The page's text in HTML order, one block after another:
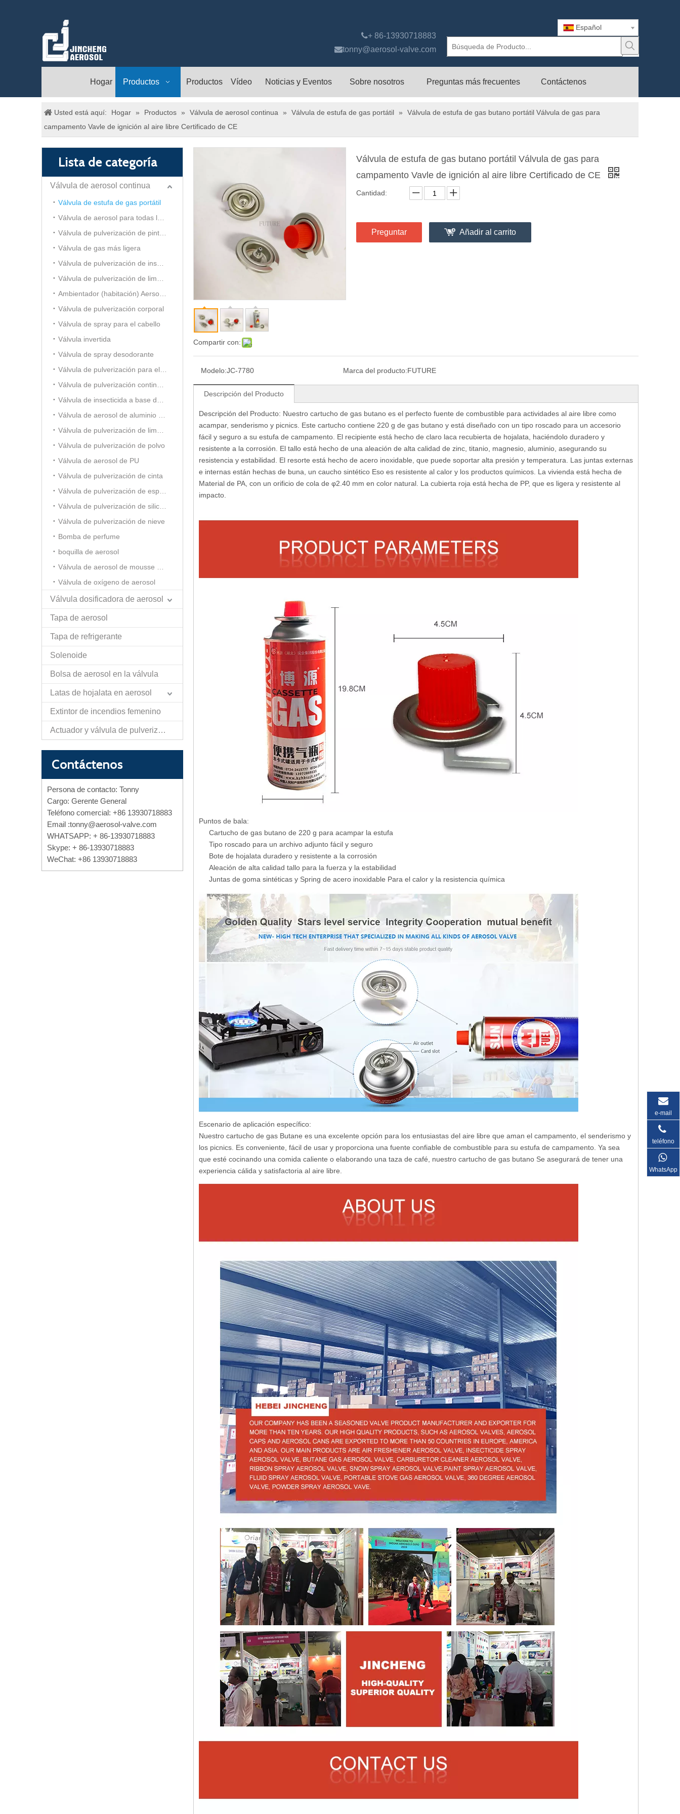
+ 86-13930718883
tonny@aerosol-valve.com
Español
Hogar Productos Productos Vídeo Noticias y Eventos Sobre nosotros Preguntas más frecuentes Contáctenos
Usted está aquí: Hogar » Productos » Válvula de aerosol continua » Válvula de estufa de gas portátil »
Válvula de estufa de gas butano portátil Válvula de gas para
campamento Vavle de ignición al aire libre Certificado de CE
Lista de categoría
Válvula de aerosol continua
Válvula de estufa de gas portátil
Válvula de gas más ligera
Válvula de pulverización corporal
Válvula de spray para el cabello
Válvula invertida
Válvula de spray desodorante
Válvula de pulverización de polvo
Válvula de aerosol de PU
Válvula de pulverización de cinta
Válvula de pulverización de nieve
Bomba de perfume
boquilla de aerosol
Válvula de oxígeno de aerosol
Válvula dosificadora de aerosol
Tapa de aerosol
Tapa de refrigerante
Solenoide
Bolsa de aerosol en la válvula
Latas de hojalata en aerosol
Extintor de incendios femenino
Actuador y válvula de pulverización de papel de autodefensa
Contáctenos
Persona de contacto: Tonny
Cargo: Gerente General
Teléfono comercial: +86 13930718883
Email :tonny@aerosol-valve.com
WHATSAPP: + 86-13930718883
Skype: + 86-13930718883
WeChat: +86 13930718883
Compartir con:
Válvula de estufa de gas butano portátil Válvula de gas para
campamento Vavle de ignición al aire libre Certificado de CE
Cantidad:
Preguntar Añadir al carrito
Modelo:JC-7780 Marca del producto:FUTURE
Descripción del Producto
Descripción del Producto: Nuestro cartucho de gas butano es el perfecto fuente de combustible para actividades al aire libre como
acampar, senderismo y picnics. Este cartucho contiene 220 g de gas butano y está diseñado con un tipo roscado para un accesorio
fácil y seguro a su estufa de campamento. El recipiente está hecho de claro laca recubierta de hojalata , haciéndolo duradero y
resistente a la corrosión. El tallo está hecho de una aleación de alta calidad de zinc, titanio, magnesio, aluminio, asegurando su
resistencia y estabilidad. El resorte está hecho de acero inoxidable, que puede soportar alta presión y temperatura. Las juntas externas
e internas están hechas de buna, un caucho sintético Eso es resistente al calor y los productos químicos. La vivienda está hecha de
Material de PA , con un orificio de cola de φ2.40 mm en color natural. La cubierta roja está hecha de PP, que es ligera y resistente al
impacto.
Puntos de bala:
Cartucho de gas butano de 220 g para acampar la estufa
Tipo roscado para un archivo adjunto fácil y seguro
Bote de hojalata duradero y resistente a la corrosión
Aleación de alta calidad tallo para la fuerza y ​​la estabilidad
Juntas de goma sintéticas y Spring de acero inoxidable Para el calor y la resistencia química
Escenario de aplicación específico:
Nuestro cartucho de gas Butane es una excelente opción para los entusiastas del aire libre que aman el campamento, el senderismo y
los picnics. Es conveniente, fácil de usar y proporciona una fuente confiable de combustible para su estufa de campamento. Ya sea
que esté cocinando una comida caliente o elaborando una taza de café, nuestro cartucho de gas butano Se asegurará de tener una
experiencia cálida y satisfactoria al aire libre.
e-mail
teléfono
WhatsApp